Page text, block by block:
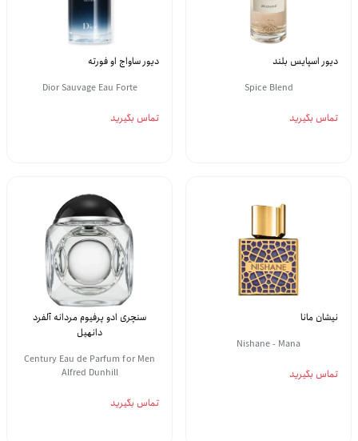
دیور اسپایس بلند
Spice Blend
تماس بگیرید
دیور ساواج او فورته
Dior Sauvage Eau Forte
تماس بگیرید
نیشان مانا
Nishane - Mana
تماس بگیرید
سنچری ادو پرفیوم مردانه آلفرد
دانهیل
Century Eau de Parfum for Men
Alfred Dunhill
تماس بگیرید